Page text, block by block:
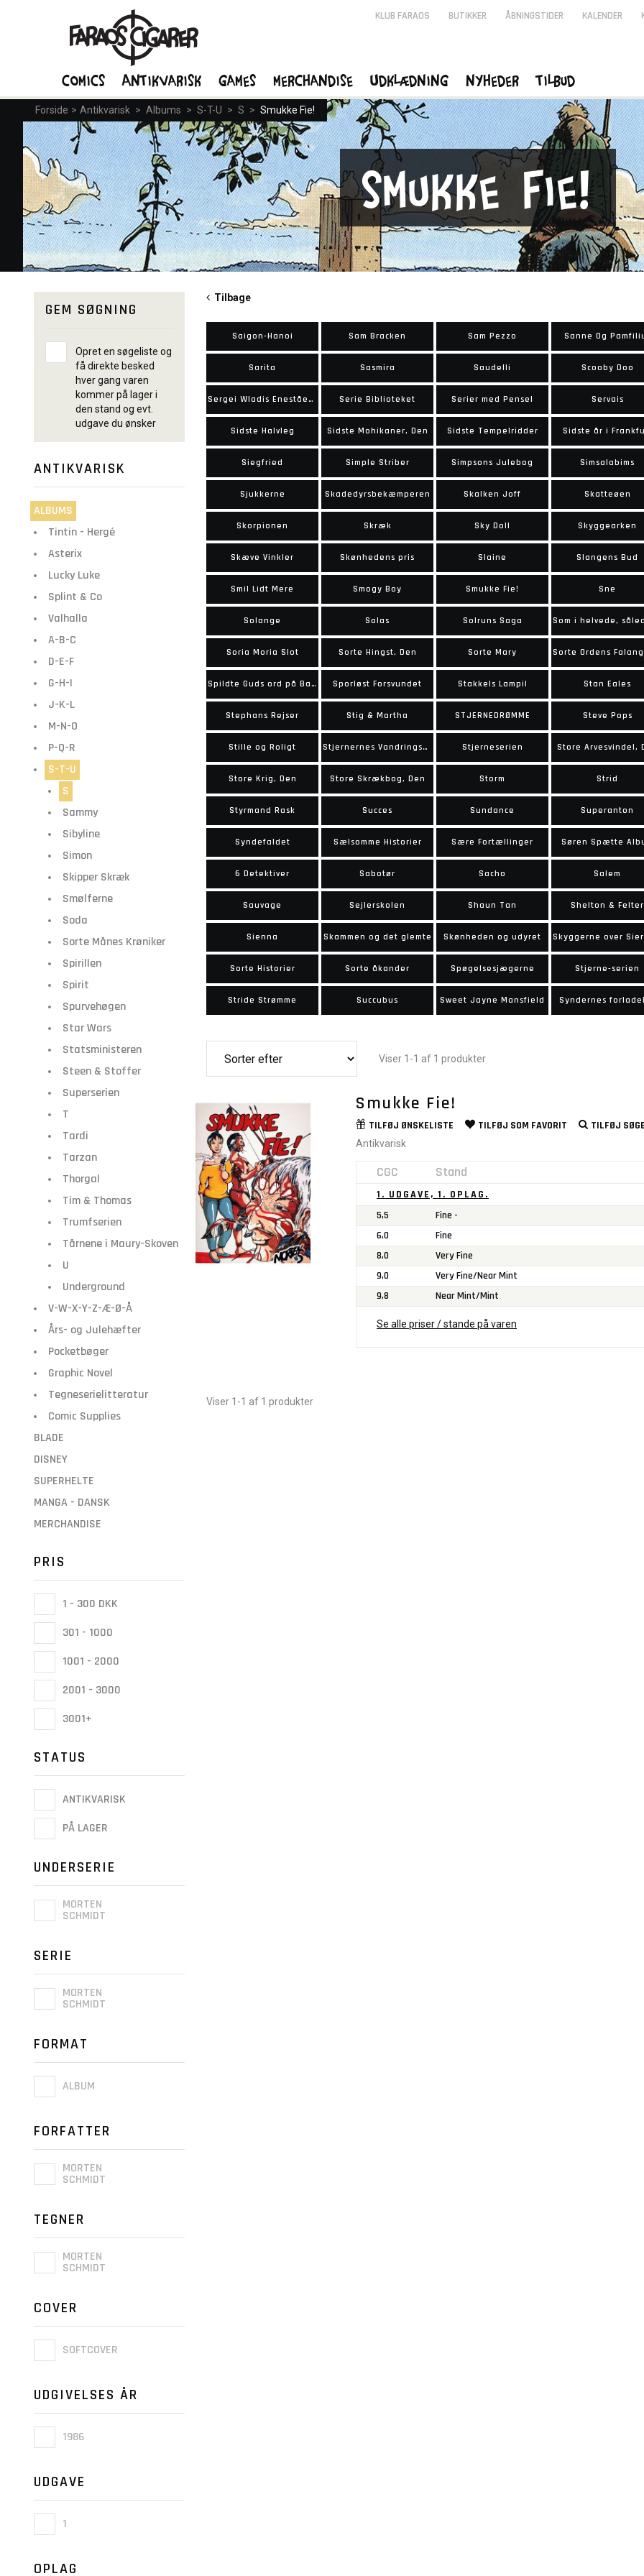
Forside > Antikvarisk > Albums > S-T-U > S > Smukke Fie!
Smukke Fie!
GEM SØGNING
Opret en søgeliste og
få direkte besked
hver gang varen
kommer på lager i
den stand og evt.
udgave du ønsker
ANTIKVARISK
ALBUMS
Tintin - Hergé
Asterix
Lucky Luke
Splint & Co
Valhalla
A-B-C
D-E-F
G-H-I
J-K-L
M-N-O
P-Q-R
S-T-U
S
Sammy
Sibyline
Simon
Skipper Skræk
Smølferne
Soda
Sorte Månes Krøniker
Spirillen
Spirit
Spurvehøgen
Star Wars
Statsministeren
Steen & Stoffer
Superserien
T
Tardi
Tarzan
Thorgal
Tim & Thomas
Trumfserien
Tårnene i Maury-Skoven
U
Underground
V-W-X-Y-Z-Æ-Ø-Å
Års- og Julehæfter
Pocketbøger
Graphic Novel
Tegneserielitteratur
Comic Supplies
BLADE
DISNEY
SUPERHELTE
MANGA - DANSK
MERCHANDISE
PRIS
1 - 300 DKK
301 - 1000
1001 - 2000
2001 - 3000
3001+
STATUS
ANTIKVARISK
PÅ LAGER
UNDERSERIE
MORTEN
SCHMIDT
SERIE
MORTEN
SCHMIDT
FORMAT
ALBUM
FORFATTER
MORTEN
SCHMIDT
TEGNER
MORTEN
SCHMIDT
COVER
SOFTCOVER
UDGIVELSES ÅR
1986
UDGAVE
1
OPLAG
Tilbage
Saigon-Hanoi Sam Bracken Sam Pezzo Sanne Og
Sarita Sasmira Saudelli Scooby Doo
Sergei Wladis Enestående Oplevelser Serie Biblioteket Serier med Pensel Servais
Sidste Halvleg Sidste Mohikaner, Den Sidste Tempelridder Sidste år i
Siegfried Simple Striber Simpsons Julebog Simsalabims
Sjukkerne Skadedyrsbekæmperen Skalken Joff Skatteøen
Skorpionen Skræk Sky Doll Skyggearken
Skæve Vinkler Skønhedens pris Slaine Slangens Bud
Smil Lidt Mere Smogy Boy Smukke Fie! Sne
Solange Solas Solruns Saga
Soria Moria Slot Sorte Hingst, Den Sorte Mary
Spildte Guds ord på Balle-Lars Sporløst Forsvundet Stakkels Lampil Stan Eales
Stephans Rejser Stig & Martha STJERNEDRØMME Steve Pops
Stille og Roligt Stjernernes Vandringsmand Stjerneserien Store Arvesvindel,
Store Krig, Den Store Skrækbog, Den Storm Strid
Styrmand Rask Succes Sundance Superanton
Syndefaldet Sælsomme Historier Sære Fortællinger Søren Spætte
6 Detektiver Sabotør Sacho Salem
Sauvage Sejlerskolen Shaun Tan Shelton & Felter
Sienna Skammen og det glemte Skønheden og udyret
Sorte Historier Sorte åkander Spøgelsesjægerne Stjerne-serien
Stride Strømme Succubus Sweet Jayne Mansfield Syndernes
Viser 1-1 af 1 produkter
Smukke Fie!
TILFØJ ØNSKELISTE TILFØJ SOM FAVORIT TILFØJ
Antikvarisk
CGC Stand
1. UDGAVE, 1. OPLAG.
5,5
Fine -
6,0
Fine
8,0
Very Fine
9,0
Very Fine/Near Mint
9,8
Near Mint/Mint
Se alle priser / stande på varen
Viser 1-1 af 1 produkter
KLUB FARAOS BUTIKKER ÅBNINGSTIDER KALENDER
Comics Antikvarisk Games Merchandise Udklædning Nyheder Tilbud